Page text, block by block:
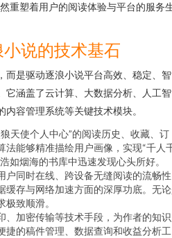
重塑着用户的阅读体验与平台的服务
说的技术基石
而是驱动逐浪小说平台高效、稳定、
它涵盖了云计算、大数据分析、人工
容管理系统等关键技术模块。
天使个人中心”的阅读历史、收藏、订
法能够精准描绘用户画像，实现“千人
如烟海的书库中迅速发现心头所好。
户同时在线、跨设备无缝阅读的流畅
缓存与网络加速方面的深厚功底。无
致顺滑。
、加密传输等技术手段，为作者的知
捷的稿件管理、数据查询和收益分析工